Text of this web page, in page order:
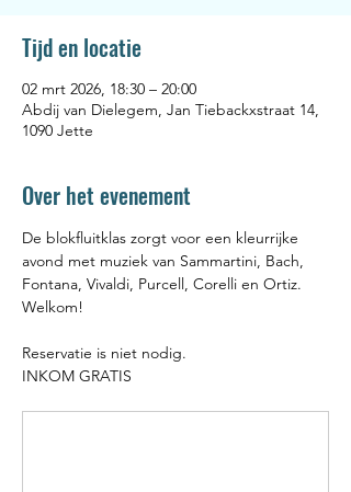
Tijd en locatie
02 mrt 2026, 18:30 – 20:00
Abdij van Dielegem, Jan Tiebackxstraat 14,
1090 Jette
Over het evenement
De blokfluitklas zorgt voor een kleurrijke
avond met muziek van Sammartini, Bach,
Fontana, Vivaldi, Purcell, Corelli en Ortiz.
Welkom!
Reservatie is niet nodig.
INKOM GRATIS